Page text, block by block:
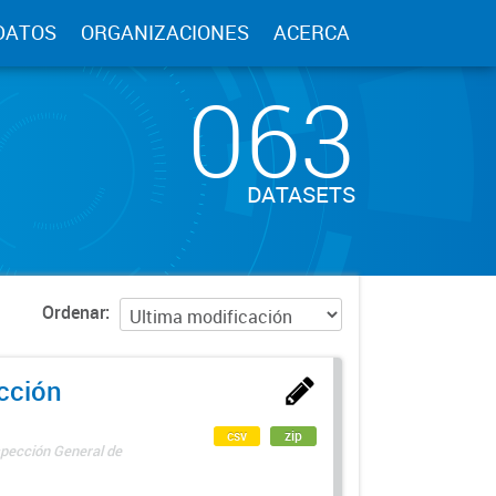
ORGANIZACIONES ACERCA
063
DATASETS
Ordenar
General de
csv zip